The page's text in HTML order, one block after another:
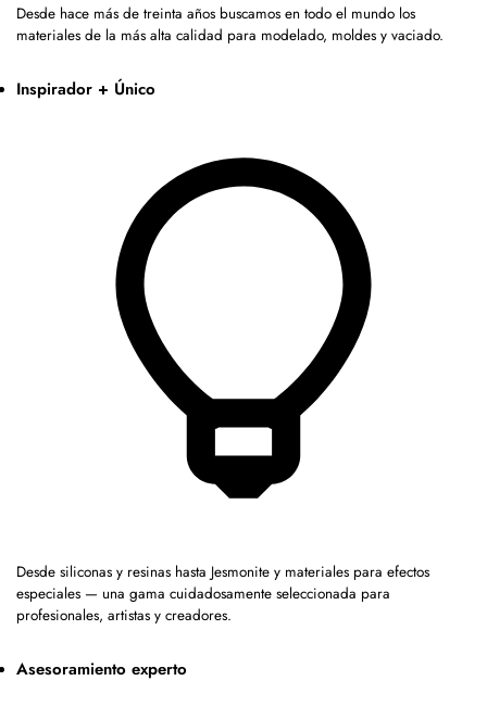
Desde hace más de treinta años buscamos en todo el mundo los
materiales de la más alta calidad para modelado, moldes y vaciado.
Inspirador + Único
Desde siliconas y resinas hasta Jesmonite y materiales para efectos
especiales — una gama cuidadosamente seleccionada para
profesionales, artistas y creadores.
Asesoramiento experto